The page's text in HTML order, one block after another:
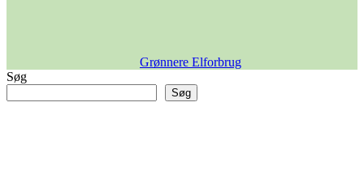
Grønnere Elforbrug
Søg
Søg